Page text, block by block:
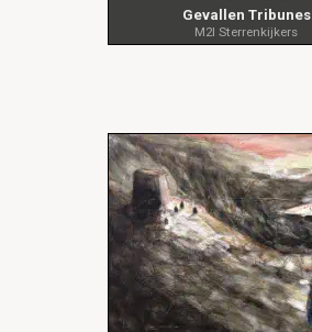
Gevallen Tribunes
M2I Sterrenkijkers